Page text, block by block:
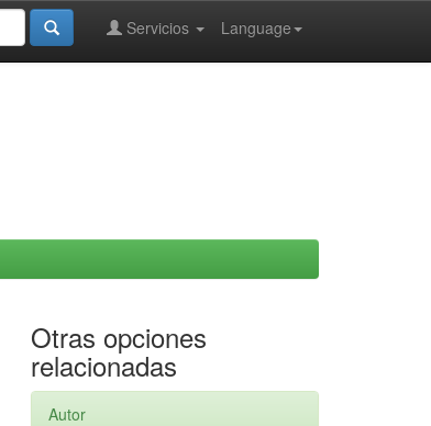
Language
Servicios
Otras opciones
relacionadas
Autor